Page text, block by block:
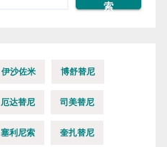
索
伊沙佐米 博舒替尼
厄达替尼 司美替尼
塞利尼索 奎扎替尼